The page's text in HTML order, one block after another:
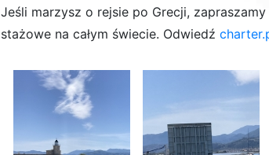
Jeśli marzysz o rejsie po Grecji,
stażowe na całym świecie. Odwiedź